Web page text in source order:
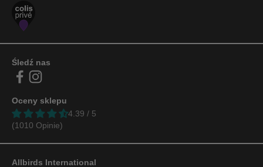
Śledź nas
Oceny sklepu
4.39 / 5
(1010 Opinie)
Allbirds International